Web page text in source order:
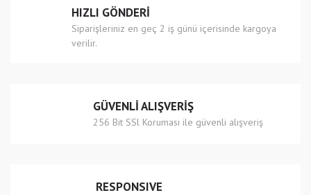
Bu ürüne benzer farklı alternatifler olmalı.
Gönder
HIZLI GÖNDERİ
Siparişleriniz en geç 2 iş günü içerisinde kargoya
verilir.
GÜVENLİ ALIŞVERİŞ
256 Bit SSl Koruması ile güvenli alışveriş
RESPONSIVE